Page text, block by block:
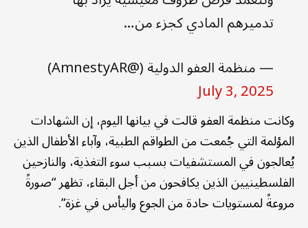
تدميرهم المادي كجزء من…
— منظمة العفو الدولية (@AmnestyAR)
July 3, 2025
وكانت منظمة العفو قالت في بيانها اليوم، إن الشهادات
المؤلمة التي جُمعت من الطواقم الطبية، وآباء الأطفال الذين
يُعالجون في المستشفيات بسبب سوء التغذية، والنازحين
الفلسطينيين الذين يكافحون من أجل البقاء، تظهر “صورةً
مروعةً لمستويات حادة من الجوع واليأس في غزة”.